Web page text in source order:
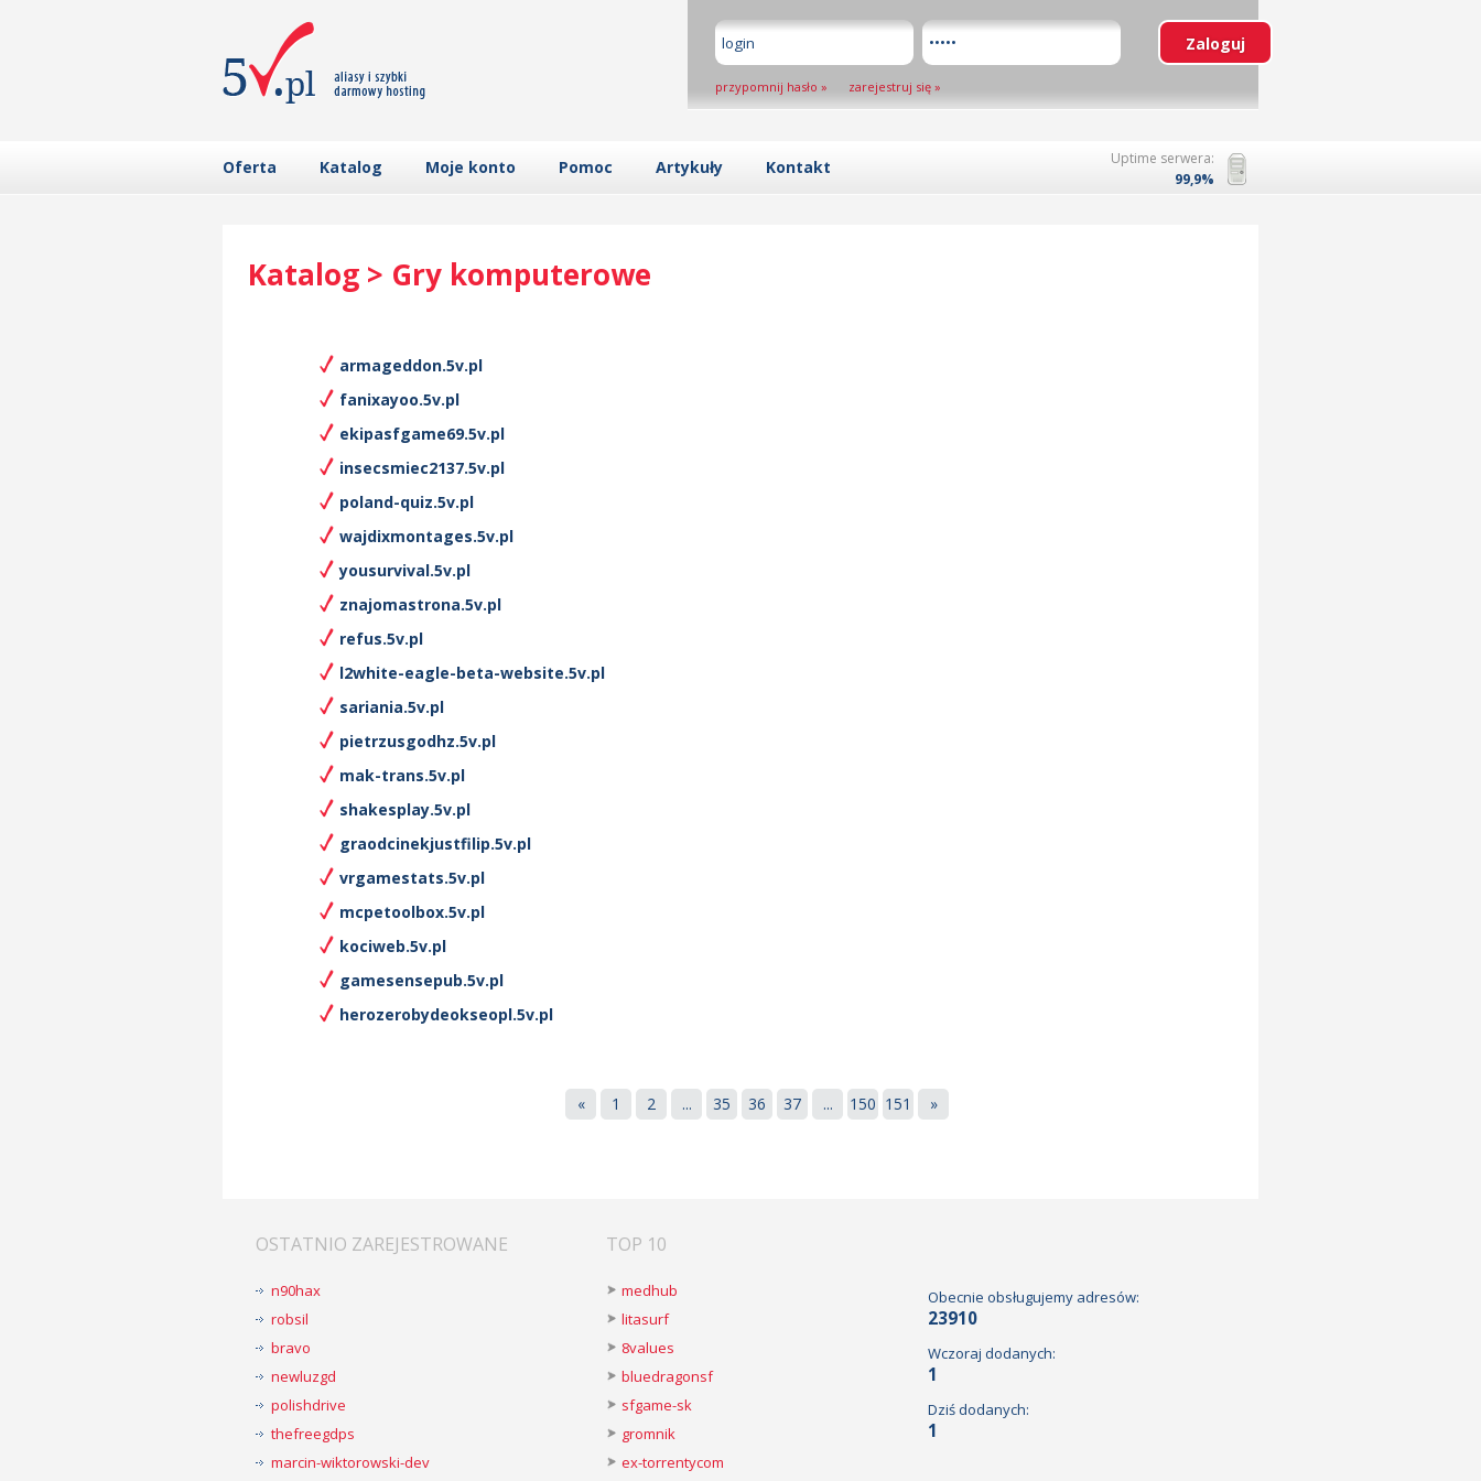
przypomnij hasło » zarejestruj się »
Oferta Katalog Moje konto Pomoc Artykuły Kontakt
Uptime serwera:
99,9%
Katalog > Gry komputerowe
armageddon.5v.pl
fanixayoo.5v.pl
ekipasfgame69.5v.pl
insecsmiec2137.5v.pl
poland-quiz.5v.pl
wajdixmontages.5v.pl
yousurvival.5v.pl
znajomastrona.5v.pl
refus.5v.pl
l2white-eagle-beta-website.5v.pl
sariania.5v.pl
pietrzusgodhz.5v.pl
mak-trans.5v.pl
shakesplay.5v.pl
graodcinekjustfilip.5v.pl
vrgamestats.5v.pl
mcpetoolbox.5v.pl
kociweb.5v.pl
gamesensepub.5v.pl
herozerobydeokseopl.5v.pl
« 1 2 ... 35 36 37 ... 150 151 »
OSTATNIO ZAREJESTROWANE
n90hax
robsil
bravo
newluzgd
polishdrive
thefreegdps
marcin-wiktorowski-dev
TOP 10
medhub
litasurf
8values
bluedragonsf
sfgame-sk
gromnik
ex-torrentycom
Obecnie obsługujemy adresów:
23910
Wczoraj dodanych:
1
Dziś dodanych:
1